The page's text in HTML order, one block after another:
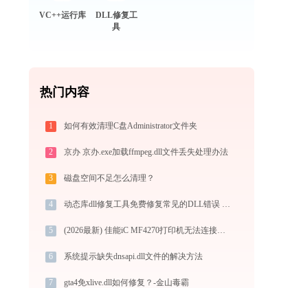
VC++运行库
DLL修复工
具
热门内容
1 如何有效清理C盘Administrator文件夹
2 京办 京办.exe加载ffmpeg.dll文件丢失处理办法
3 磁盘空间不足怎么清理？
4 动态库dll修复工具免费修复常见的DLL错误 - 金山毒霸
5 (2026最新) 佳能iC MF4270打印机无法连接？解决方法 - 金山毒霸
6 系统提示缺失dnsapi.dll文件的解决方法
7 gta4免xlive.dll如何修复？-金山毒霸